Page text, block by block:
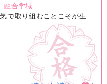
融合学域
で取り組むことこそが生